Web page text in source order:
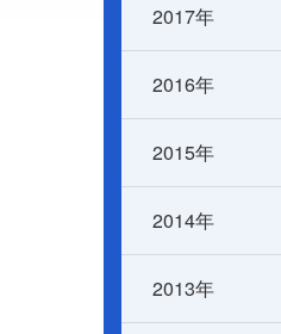
2017年
2016年
2015年
2014年
2013年